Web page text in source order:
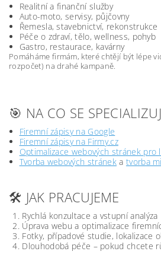
Realitní a finanční služby
Auto-moto, servisy, půjčovny
Řemesla, stavebnictví, rekonstrukce
Péče o zdraví, tělo, wellness, pohyb
Gastro, restaurace, kavárny
Pomáháme firmám, které chtějí být lépe
rozpočet) na drahé kampaně.
🎯 NA CO SE
Firemní zápisy na Google
Firemní zápisy na Firmy.cz
Optimalizace webových stránek pro
Tvorba webových stráneka tvorba
🛠️ JAK PRACUJEME
Rychlá konzultace a vstupní analýza
Úprava webu a optimalizace
Fotky, případové studie, lokalizace
Dlouhodobá péče – pokud chcete